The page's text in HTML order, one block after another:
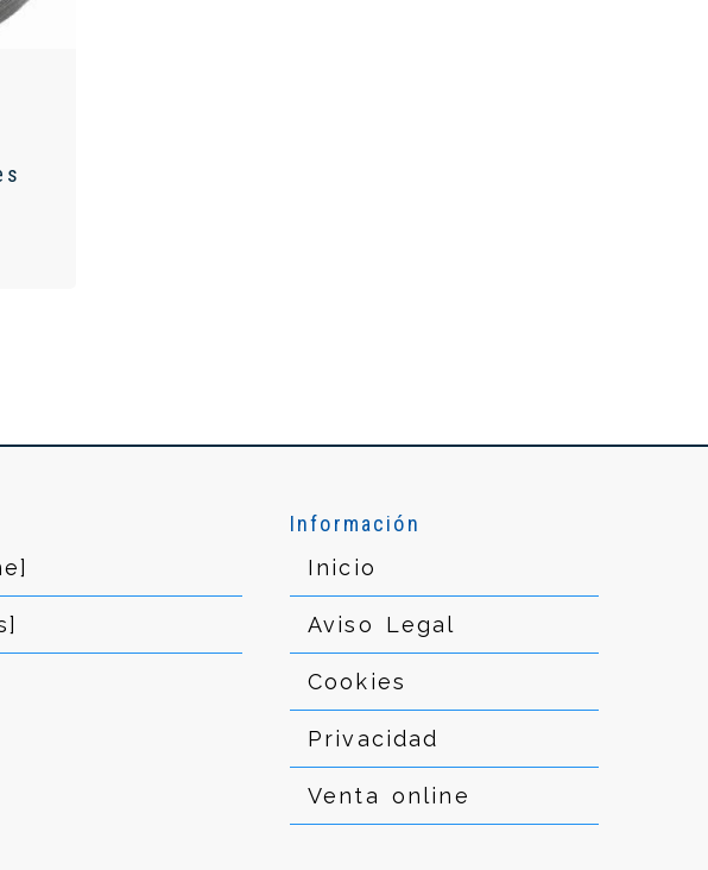
Información
Inicio
Aviso Legal
Cookies
Privacidad
Venta online